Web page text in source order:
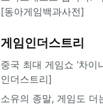
[동아게임백과사전]
게임인더스트리
중국 최대 게임쇼 ‘차이
인더스트리]
소유의 종말, 게임도 더